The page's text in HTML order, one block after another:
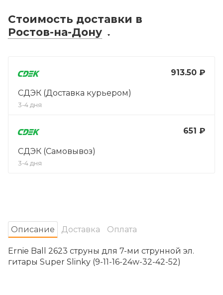
Стоимость доставки в
Ростов-на-Дону
913.50 ₽
СДЭК (Доставка курьером)
3-4 дня
651 ₽
СДЭК (Самовывоз)
3-4 дня
Oписание Доставка Оплата
Ernie Ball 2623 струны для 7-ми струнной эл.
гитары Super Slinky (9-11-16-24w-32-42-52)